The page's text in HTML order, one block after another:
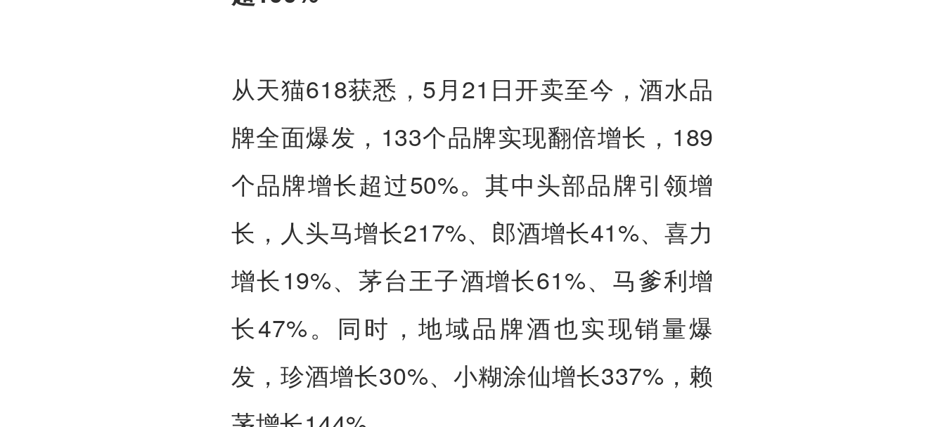
从天猫618获悉，5月21日开卖至今，酒水品
牌全面爆发，133个品牌实现翻倍增长，189
个品牌增长超过50%。其中头部品牌引领增
长，人头马增长217%、郎酒增长41%、喜力
增长19%、茅台王子酒增长61%、马爹利增
长47%。同时，地域品牌酒也实现销量爆
发，珍酒增长30%、小糊涂仙增长337%，赖